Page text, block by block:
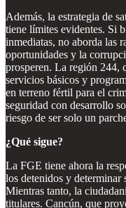
Además, la estrategia de
tiene límites evidentes. Si
inmediatas, no aborda las
oportunidades y la
prosperen. La región 244,
servicios básicos y
en terreno fértil para el
seguridad con desarrollo
riesgo de ser solo un
¿Qué sigue?
La FGE tiene ahora la
los detenidos y determinar
Mientras tanto, la
titulares. Cancún, que